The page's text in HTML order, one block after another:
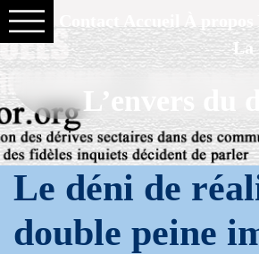
La
L’envers du
Le déni de
double peine